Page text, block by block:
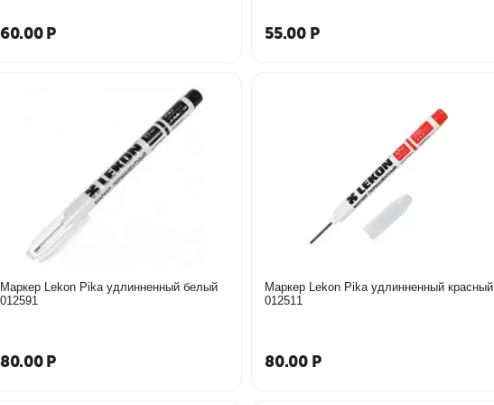
60.00 Р 55.00 Р
Маркер Lekon Pika удлинненный белый
012591
80.00 Р
Маркер Lekon Pika удлинненный красный
012511
80.00 Р